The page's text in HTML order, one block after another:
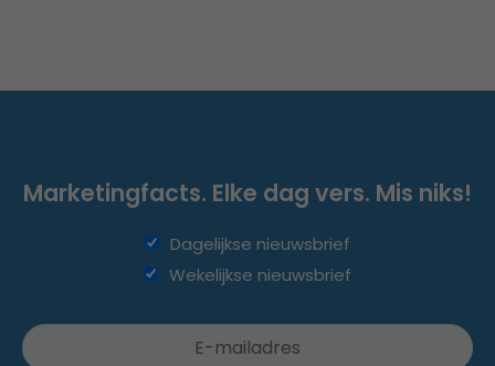
Marketingfacts. Elke dag vers. Mis niks!
Dagelijkse nieuwsbrief
Wekelijkse nieuwsbrief